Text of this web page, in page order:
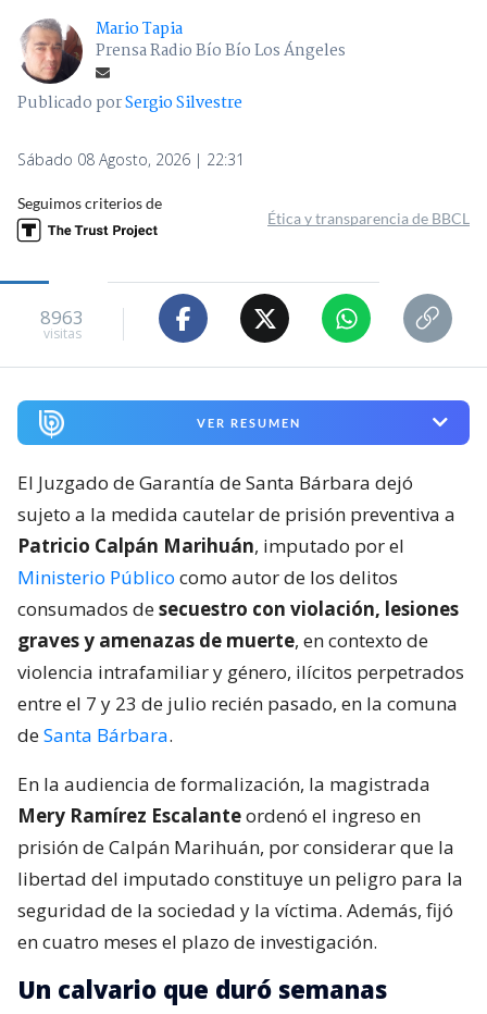
Mario Tapia
Prensa Radio Bío Bío Los Ángeles
Publicado porSergio Silvestre
Sábado 08 Agosto, 2026 | 22:31
Seguimos criterios de
Ética y transparencia de BBCL
8963
visitas
VER RESUMEN
El Juzgado de Garantía de Santa Bárbara dejó
sujeto a la medida cautelar de prisión preventiva a
Patricio Calpán Marihuán, imputado por el
Ministerio Público como autor de los delitos
consumados desecuestro con violación, lesiones
graves y amenazas de muerte, en contexto de
violencia intrafamiliar y género, ilícitos perpetrados
entre el 7 y 23 de julio recién pasado, en la comuna
deSanta Bárbara.
En la audiencia de formalización, la magistrada
Mery Ramírez Escalanteordenó el ingreso en
prisión de Calpán Marihuán, por considerar que la
libertad del imputado constituye un peligro para la
seguridad de la sociedad y la víctima. Además, fijó
en cuatro meses el plazo de investigación.
Un calvario que duró semanas